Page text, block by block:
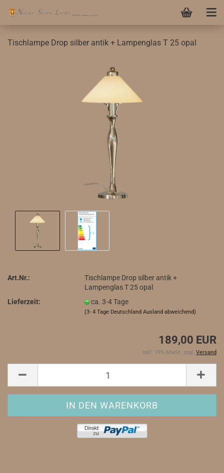
Tischlampe Drop silber antik + Lampenglas T 25 opal
Art.Nr.:
Tischlampe Drop silber antik +
Lampenglas T 25 opal
Lieferzeit:
ca. 3-4 Tage
(3- 4 Tage Deutschland Ausland abweichend)
189,00 EUR
inkl. 19% MwSt. zzgl. Versand